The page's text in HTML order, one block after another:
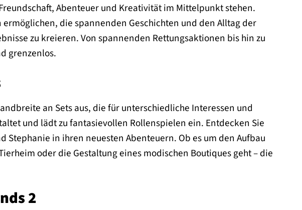
Abenteuer und Kreativität im Mittelpunkt stehen.
die spannenden Geschichten und den Alltag der
zu kreieren. Von spannenden Rettungsaktionen bis hin zu
grenzenlos.
an Sets aus, die für unterschiedliche Interessen und
und lädt zu fantasievollen Rollenspielen ein. Entdecken Sie
in ihren neuesten Abenteuern. Ob es um den Aufbau
oder die Gestaltung eines modischen Boutiques geht – die
2